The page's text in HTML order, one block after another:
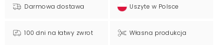
Darmowa dostawa Uszyte w Polsce
100 dni na łatwy zwrot Własna produkcja